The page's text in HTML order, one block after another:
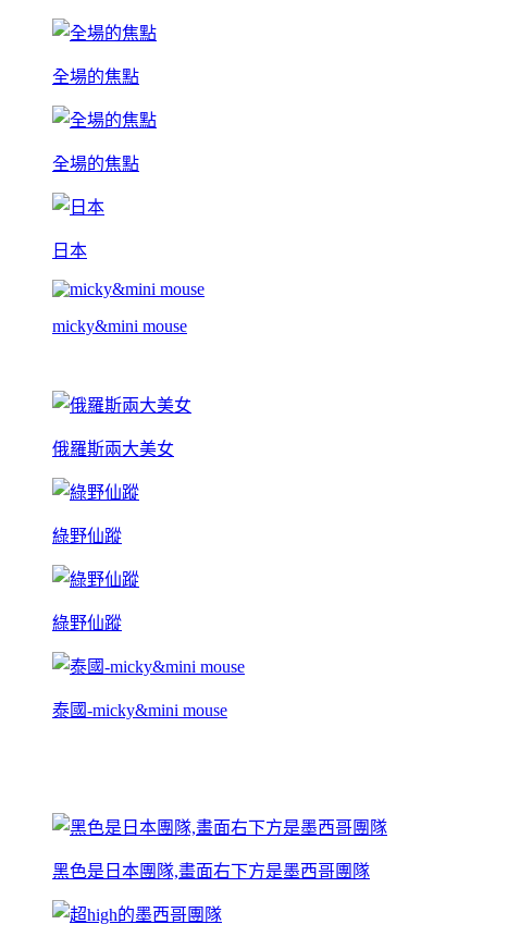
全場的焦點
全場的焦點
日本
micky&mini mouse
俄羅斯兩大美女
綠野仙蹤
綠野仙蹤
泰國-micky&mini mouse
黑色是日本團隊,畫面右下方是墨西哥團隊